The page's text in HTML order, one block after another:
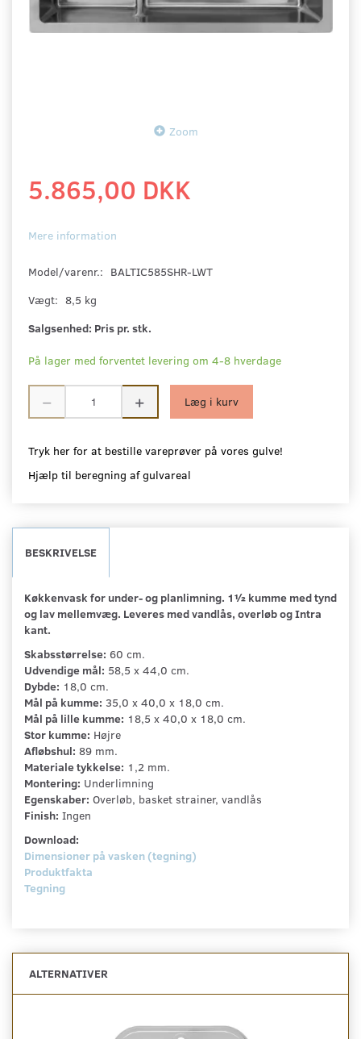
Zoom
5.865,00 DKK
Mere information
Model/varenr.: BALTIC585SHR-LWT
Vægt: 8,5 kg
Salgsenhed: Pris pr. stk.
På lager med forventet levering om 4-8 hverdage
Læg i kurv
Tryk her for at bestille vareprøver på vores gulve!
Hjælp til beregning af gulvareal
BESKRIVELSE
Køkkenvask for under- og planlimning. 1½ kumme med tynd
og lav mellemvæg. Leveres med vandlås, overløb og Intra
kant.
Skabsstørrelse: 60 cm.
Udvendige mål: 58,5 x 44,0 cm.
Dybde: 18,0 cm.
Mål på kumme: 35,0 x 40,0 x 18,0 cm.
Mål på lille kumme: 18,5 x 40,0 x 18,0 cm.
Stor kumme: Højre
Afløbshul: 89 mm.
Materiale tykkelse: 1,2 mm.
Montering: Underlimning
Egenskaber: Overløb, basket strainer, vandlås
Finish: Ingen
Download:
Dimensioner på vasken (tegning)
Produktfakta
Tegning
ALTERNATIVER